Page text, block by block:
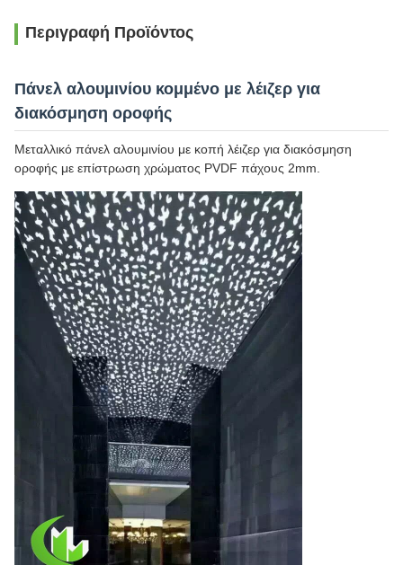
Περιγραφή Προϊόντος
Πάνελ αλουμινίου κομμένο με λέιζερ για
διακόσμηση οροφής
Μεταλλικό πάνελ αλουμινίου με κοπή λέιζερ για διακόσμηση
οροφής με επίστρωση χρώματος PVDF πάχους 2mm.